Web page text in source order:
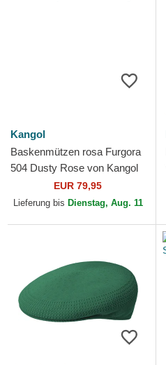
Kangol
Baskenmützen rosa Furgora
504 Dusty Rose von Kangol
EUR 79,95
Lieferung bis Dienstag, Aug. 11